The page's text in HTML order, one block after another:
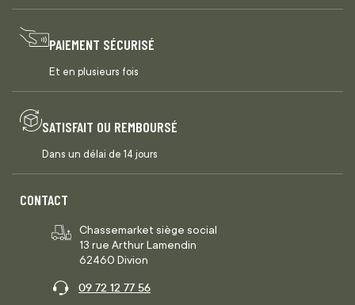
PAIEMENT SÉCURISÉ
Et en plusieurs fois
SATISFAIT OU REMBOURSÉ
Dans un délai de 14 jours
CONTACT
Chassemarket siège social
13 rue Arthur Lamendin
62460 Divion
09 72 12 77 56